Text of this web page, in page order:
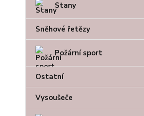
Stany
Sněhové řetězy
Požární sport
Ostatní
Vysoušeče